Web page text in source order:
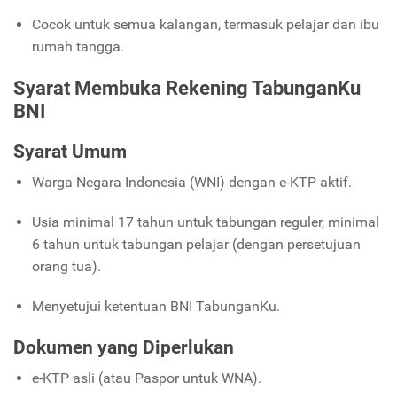
Cocok untuk semua kalangan, termasuk pelajar dan ibu
rumah tangga.
Syarat Membuka Rekening TabunganKu
BNI
Syarat Umum
Warga Negara Indonesia (WNI) dengan e-KTP aktif.
Usia minimal 17 tahun untuk tabungan reguler, minimal
6 tahun untuk tabungan pelajar (dengan persetujuan
orang tua).
Menyetujui ketentuan BNI TabunganKu.
Dokumen yang Diperlukan
e-KTP asli (atau Paspor untuk WNA).